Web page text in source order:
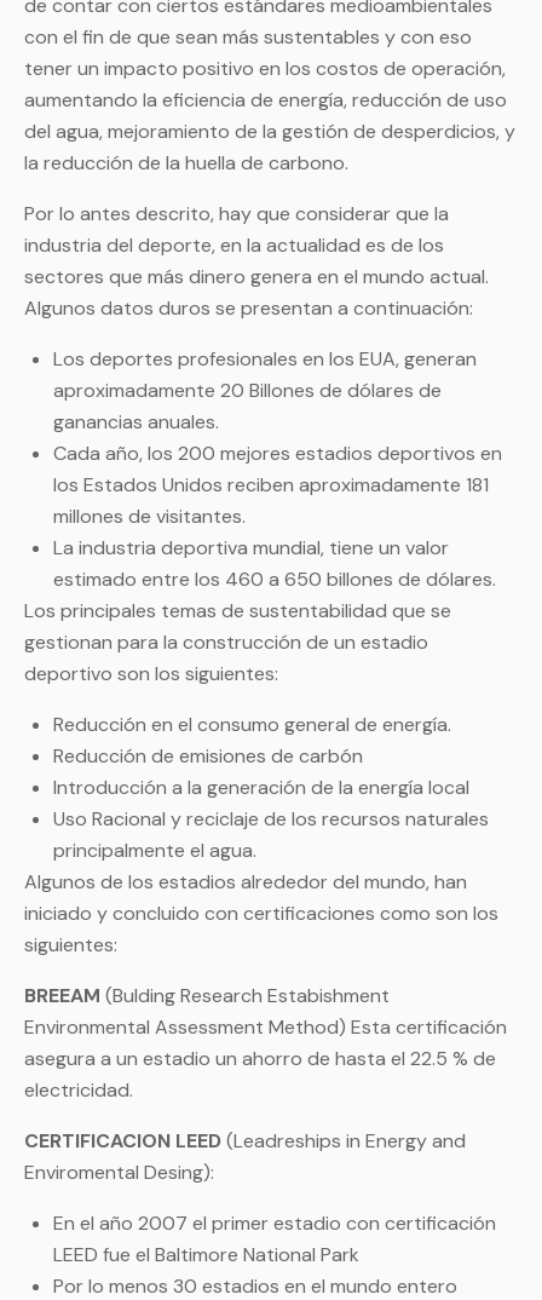
con el fin de que sean más sustentables y con eso
tener un impacto positivo en los costos de operación,
aumentando la eficiencia de energía, reducción de uso
del agua, mejoramiento de la gestión de desperdicios, y
la reducción de la huella de carbono.
Por lo antes descrito, hay que considerar que la
industria del deporte, en la actualidad es de los
sectores que más dinero genera en el mundo actual.
Algunos datos duros se presentan a continuación:
Los deportes profesionales en los EUA, generan
aproximadamente 20 Billones de dólares de
ganancias anuales.
Cada año, los 200 mejores estadios deportivos en
los Estados Unidos reciben aproximadamente 181
millones de visitantes.
La industria deportiva mundial, tiene un valor
estimado entre los 460 a 650 billones de dólares.
Los principales temas de sustentabilidad que se
gestionan para la construcción de un estadio
deportivo son los siguientes:
Reducción en el consumo general de energía.
Reducción de emisiones de carbón
Introducción a la generación de la energía local
Uso Racional y reciclaje de los recursos naturales
principalmente el agua.
Algunos de los estadios alrededor del mundo, han
iniciado y concluido con certificaciones como son los
siguientes:
BREEAM (Bulding Research Estabishment
Environmental Assessment Method) Esta certificación
asegura a un estadio un ahorro de hasta el 22.5 % de
electricidad.
CERTIFICACION LEED(Leadreships in Energy and
Enviromental Desing):
En el año 2007 el primer estadio con certificación
LEED fue el Baltimore National Park
Por lo menos 30 estadios en el mundo entero